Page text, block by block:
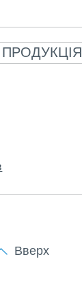
ПРОДУКЦІЯ
Вверх